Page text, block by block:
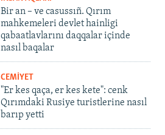
Bir an – ve casussıñ. Qırım
mahkemeleri devlet hainligi
qabaatlavlarını daqqalar içinde
nasıl baqalar
CEMİYET
"Er kes qaça, er kes kete": cenk
Qırımdaki Rusiye turistlerine nasıl
barıp yetti